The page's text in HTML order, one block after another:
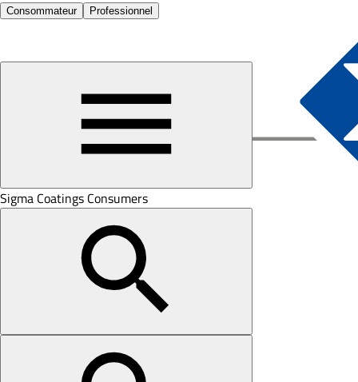
Consommateur Professionnel
Sigma Coatings Consumers